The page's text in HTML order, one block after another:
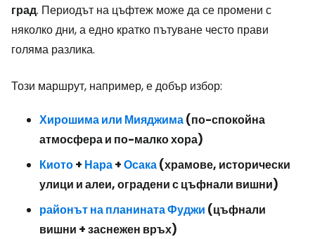
град. Периодът на цъфтеж може да се промени с
няколко дни, а едно кратко пътуване често прави
голяма разлика.
Този маршрут, например, е добър избор:
Хирошима или Мияджима(по-спокойна
атмосфера и по-малко хора)
Киото+ Нара+Осака(храмове, исторически
улици и алеи, оградени с цъфнали вишни)
районът на планината Фуджи (цъфнали
вишни + заснежен връх)